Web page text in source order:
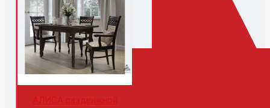
АЛИСА раздвижной